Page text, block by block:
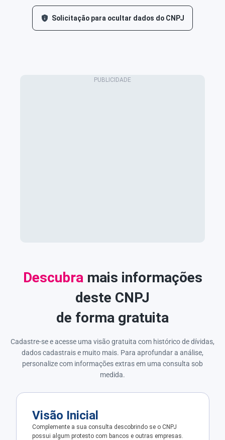
Solicitação para ocultar dados do CNPJ
Descubra mais informações
deste CNPJ
de forma gratuita
Cadastre-se e acesse uma visão gratuita com histórico de dívidas,
dados cadastrais e muito mais. Para aprofundar a análise,
personalize com informações extras em uma consulta sob
medida.
Visão Inicial
Complemente a sua consulta descobrindo se o CNPJ
possui algum protesto com bancos e outras empresas.